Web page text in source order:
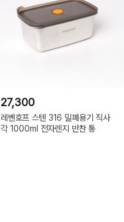
27,300
레벤호프 스텐 316 밀폐용기 직사
각 1000ml 전자렌지 반찬 통